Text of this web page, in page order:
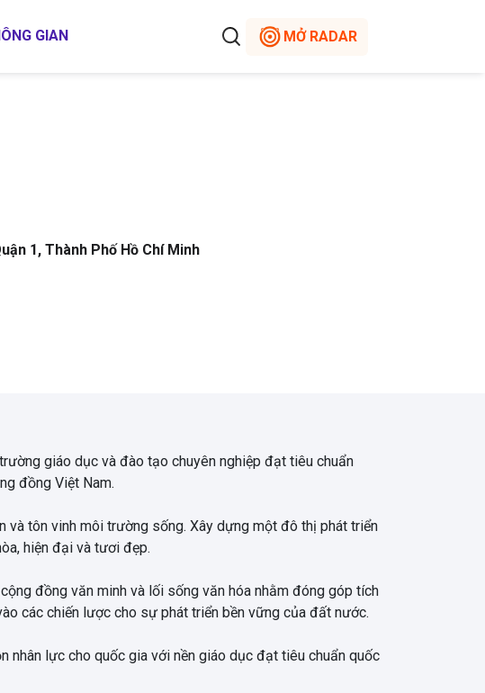
GIAN MỞ RADAR
1, Thành Phố Hồ Chí Minh
giáo dục và đào tạo chuyên nghiệp đạt tiêu chuẩn
đồng Việt Nam.
và tôn vinh môi trường sống. Xây dựng một đô thị phát triển
hiện đại và tươi đẹp.
đồng văn minh và lối sống văn hóa nhằm đóng góp tích
các chiến lược cho sự phát triển bền vững của đất nước.
nhân lực cho quốc gia với nền giáo dục đạt tiêu chuẩn quốc